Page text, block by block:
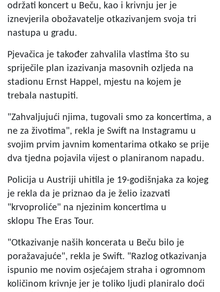
održati koncert u Beču, kao i krivnju jer je
iznevjerila obožavatelje otkazivanjem svoja tri
nastupa u gradu.
Pjevačica je također zahvalila vlastima što su
spriječile plan izazivanja masovnih ozljeda na
stadionu Ernst Happel, mjestu na kojem je
trebala nastupiti.
"Zahvaljujući njima, tugovali smo za koncertima, a
ne za životima", rekla je Swift na Instagramu u
svojim prvim javnim komentarima otkako se prije
dva tjedna pojavila vijest o planiranom napadu.
Policija u Austriji uhitila je 19-godišnjaka za kojeg
je rekla da je priznao da je želio izazvati
"krvoproliće" na njezinim koncertima u
sklopu The Eras Tour.
"Otkazivanje naših koncerata u Beču bilo je
poražavajuće", rekla je Swift. "Razlog otkazivanja
ispunio me novim osjećajem straha i ogromnom
količinom krivnje jer je toliko ljudi planiralo doći